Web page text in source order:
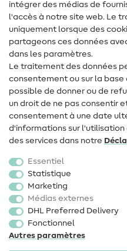
Aide & contact
Contact
Changement de propriétaire
FAQ
Droit de rétractation
Populaire
Accessoires de couture
Promotions
intégrer des médias de
l'accès à notre site web. Le
uniquement lorsque des
partageons ces données
dans les paramètres.
Le traitement des données
consentement ou sur la
possible de donner ou de
un droit de ne pas consentir
consentement à une date
d'informations sur
des services dans notre
Essentiel
Statistique
Marketing
Médias externes
DHL Preferred Delivery
Fonctionnel
Autres paramètres